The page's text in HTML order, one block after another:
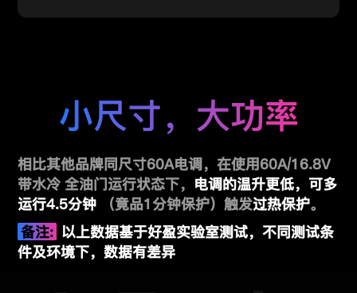
小尺寸，大功率
相比其他品牌同尺寸60A电调，在使用60A/16.8V
带水冷 全油门运行状态下， 电调的温升更低，可多
运行4.5分钟
（竟品1分钟保护）触发过热保护。
备注: 以上数据基于好盈实验室测试，不同测试条
件及环境下，数据有差异